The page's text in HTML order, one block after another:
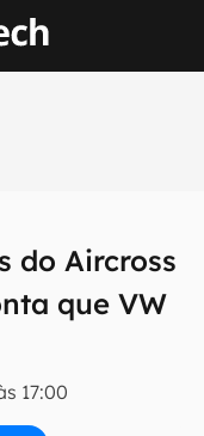
do Aircross
que VW
17:00
em primeira